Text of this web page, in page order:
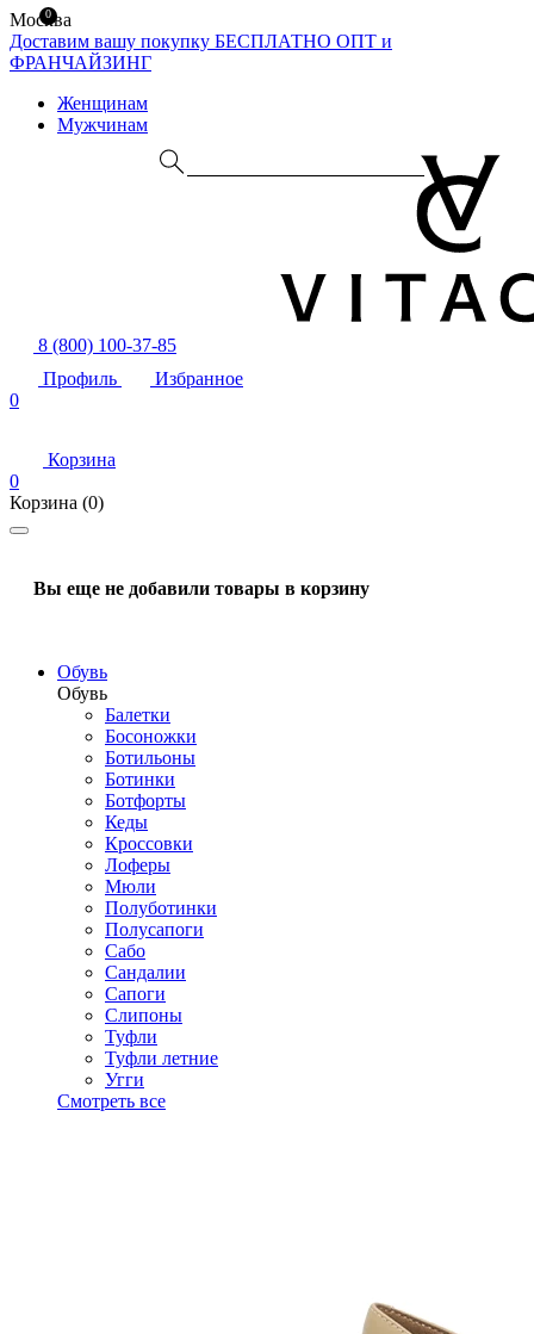
Москва
Доставим вашу покупку БЕСПЛАТНО ОПТ и
ФРАНЧАЙЗИНГ
Женщинам
Мужчинам
8 (800) 100-37-85
Профиль
Избранное
0
Корзина
0
Корзина (0)
Вы еще не добавили товары в корзину
Обувь
Обувь
Балетки
Босоножки
Ботильоны
Ботинки
Ботфорты
Кеды
Кроссовки
Лоферы
Мюли
Полуботинки
Полусапоги
Сабо
Сандалии
Сапоги
Слипоны
Туфли
Туфли летние
Угги
Смотреть все
0